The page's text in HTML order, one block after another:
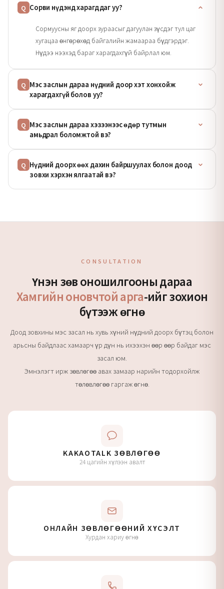
Q Сорви нүдэнд харагддаг уу?
Сормуусны яг доорх зураасыг дагуулан зүсдэг тул цаг
хугацаа өнгөрөхөд байгалийн жамаараа бүдгэрдэг.
Нүдээ нээхэд бараг харагдахгүй байрлал юм.
Q Мэс заслын дараа нүдний доор хэт хонхойж
харагдахгүй болов уу?
Q Мэс заслын дараа хэзээнээс өдөр тутмын
амьдрал боломжтой вэ?
Q Нүдний доорх өөх дахин байршуулах болон доод
зовхи хэрхэн ялгаатай вэ?
CONSULTATION
Үнэн зөв оношилгооны дараа
Хамгийн оновчтой арга-ийг зохион
бүтээж өгнө
Доод зовхины мэс засал нь хувь хүний нүдний доорх бүтэц болон
арьсны байдлаас хамаарч үр дүн нь ихээхэн өөр өөр байдаг мэс
засал юм.
Эмнэлэгт ирж зөвлөгөө авах замаар нарийн тодорхойлж
төлөвлөгөө гаргаж өгнө.
KAKAOTALK ЗӨВЛӨГӨӨ
24 цагийн хүлээн авалт
ОНЛАЙН ЗӨВЛӨГӨӨНИЙ ХҮСЭЛТ
Хурдан хариу өгнө